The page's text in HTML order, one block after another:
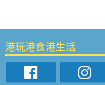
港玩港食港生活